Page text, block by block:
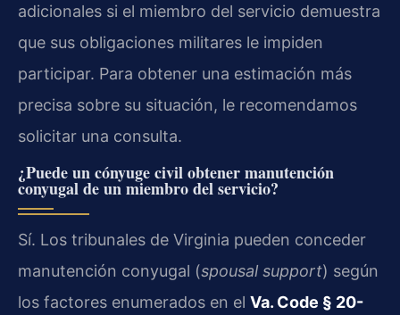
adicionales si el miembro del servicio demuestra
que sus obligaciones militares le impiden
participar. Para obtener una estimación más
precisa sobre su situación, le recomendamos
solicitar una consulta.
¿Puede un cónyuge civil obtener manutención
conyugal de un miembro del servicio?
Sí. Los tribunales de Virginia pueden conceder
manutención conyugal (spousal support) según
los factores enumerados en el Va. Code § 20-